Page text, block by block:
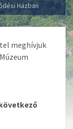
Házban
meghívjuk